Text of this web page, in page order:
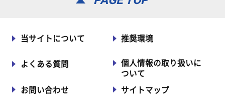
当サイトについて 推奨環境
よくある質問
個人情報の取り扱いに
ついて
お問い合わせ サイトマップ